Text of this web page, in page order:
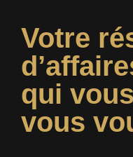
Votre
qui
vous